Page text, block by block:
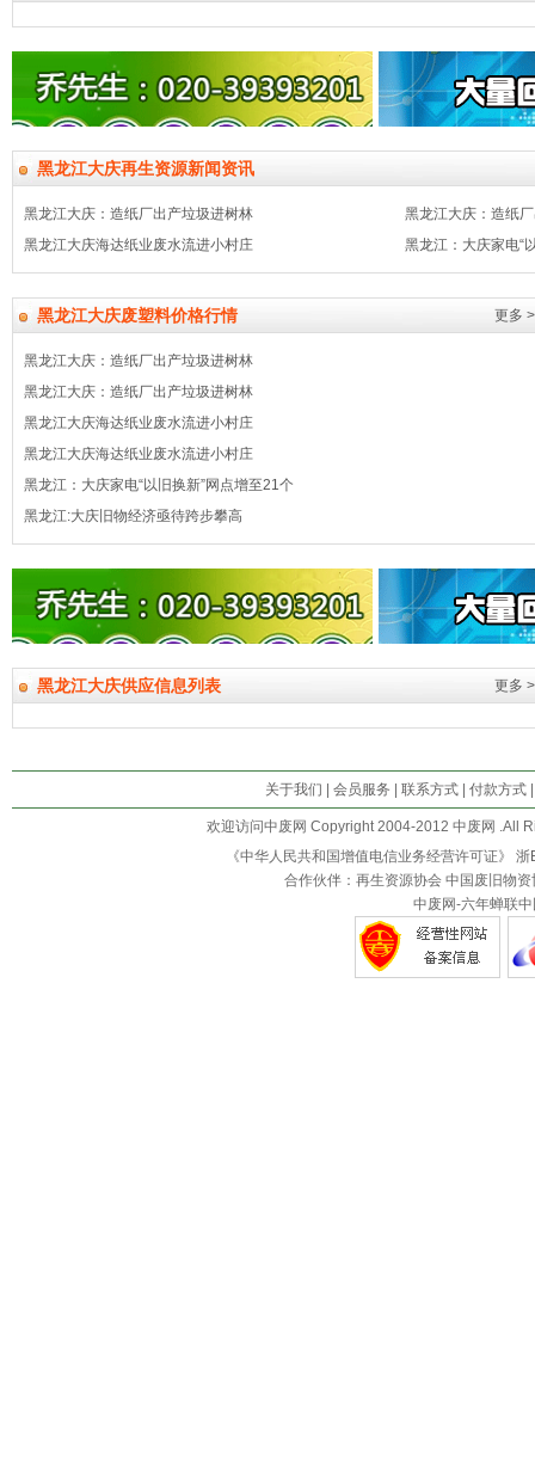
黑龙江大庆再生资源新闻资讯
黑龙江大庆：造纸厂出产垃圾进树林
黑龙江大庆：造纸
黑龙江大庆海达纸业废水流进小村庄
黑龙江：大庆家电“
黑龙江大庆废塑料价格行情 更多
黑龙江大庆：造纸厂出产垃圾进树林
黑龙江大庆：造纸厂出产垃圾进树林
黑龙江大庆海达纸业废水流进小村庄
黑龙江大庆海达纸业废水流进小村庄
黑龙江：大庆家电“以旧换新”网点增至21个
黑龙江:大庆旧物经济亟待跨步攀高
黑龙江大庆供应信息列表 更多
关于我们 会员服务 联系方式| 付款方式
欢迎访问中废网 Copyright 2004-2012 中废网 .All
《中华人民共和国增值电信业务经营许可证》 浙
合作伙伴：再生资源协会 中国废旧物
中废网-六年蝉联